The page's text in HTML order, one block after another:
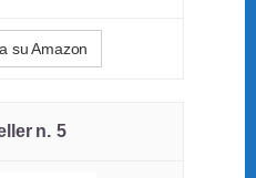
su Amazon
5